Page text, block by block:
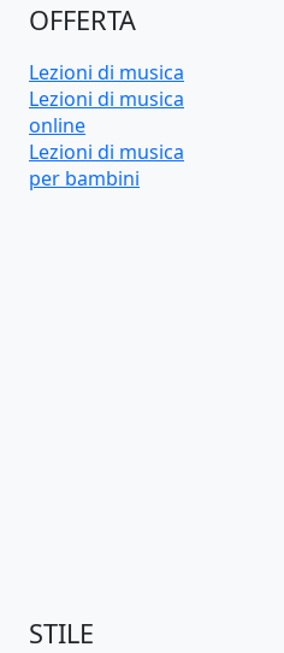
OFFERTA
Lezioni di musica
Lezioni di musica
online
Lezioni di musica
per bambini
STILE